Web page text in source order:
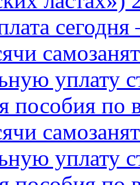
уплату
пособия по
уплату